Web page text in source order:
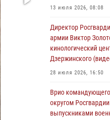
Росгвардии
мошенничестве под
оздоровительных
05 августа 2026, 13:20
военнослужащих
мастер-класс по
05 августа 2026, 13:00
13 июля 2026, 08:08
Директор
армии Виктор
кинологический
Дзержинского
28 июля 2026, 16:50
Врио
округом
выпускниками